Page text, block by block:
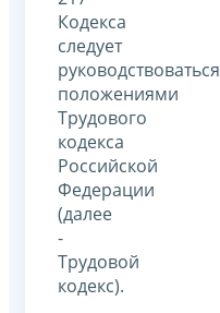
Кодекса
следует
руководствоваться
положениями
Трудового
кодекса
Российской
Федерации
(далее
-
Трудовой
кодекс).